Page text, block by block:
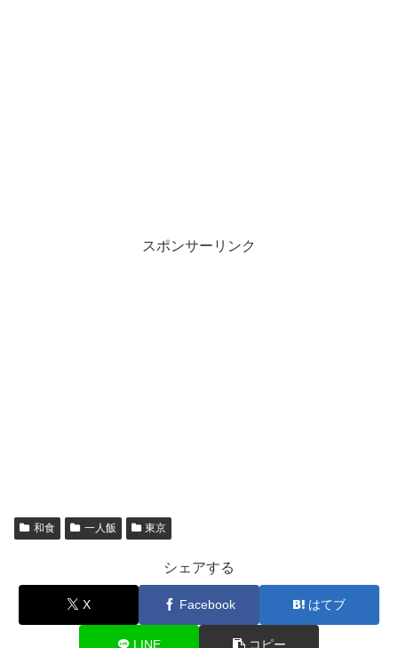
スポンサーリンク
和食 一人飯 東京
シェアする
X Facebook はてブ
LINE コピー